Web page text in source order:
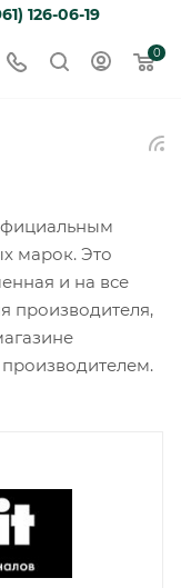
126-06-19
0
марок. Это
и на все
производителя,